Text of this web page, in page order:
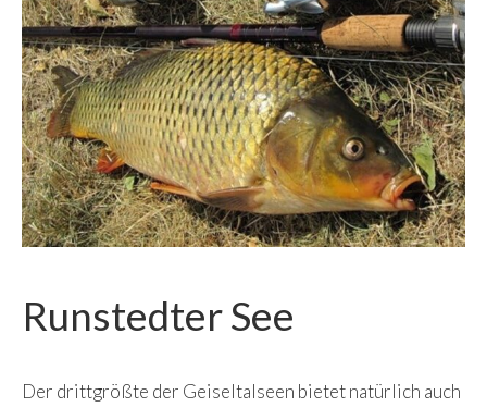
Runstedter See
Der drittgrößte der Geiseltalseen bietet natürlich auch